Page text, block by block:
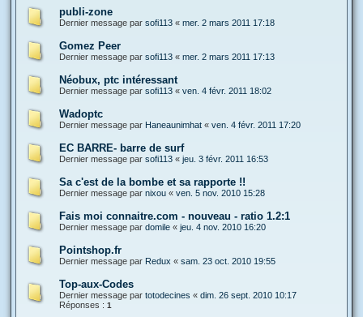
publi-zone
Dernier message par sofi113 « mer. 2 mars 2011 17:18
Gomez Peer
Dernier message par sofi113 « mer. 2 mars 2011 17:13
Néobux, ptc intéressant
Dernier message par sofi113 « ven. 4 févr. 2011 18:02
Wadoptc
Dernier message par Haneaunimhat « ven. 4 févr. 2011 17:20
EC BARRE- barre de surf
Dernier message par sofi113 « jeu. 3 févr. 2011 16:53
Sa c'est de la bombe et sa rapporte !!
Dernier message par nixou « ven. 5 nov. 2010 15:28
Fais moi connaitre.com - nouveau - ratio 1.2:1
Dernier message par domile « jeu. 4 nov. 2010 16:20
Pointshop.fr
Dernier message par Redux « sam. 23 oct. 2010 19:55
Top-aux-Codes
Dernier message par totodecines « dim. 26 sept. 2010 10:17
Réponses : 1